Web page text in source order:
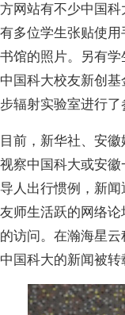
方网站有不少中国科
有多位学生张贴使
书馆的照片。另有
中国科大校友新创
步辐射实验室进行了
目前，新华社、安
视察中国科大或安
导人出行惯例，新
友师生活跃的网络
的访问。在瀚海星
中国科大的新闻被转